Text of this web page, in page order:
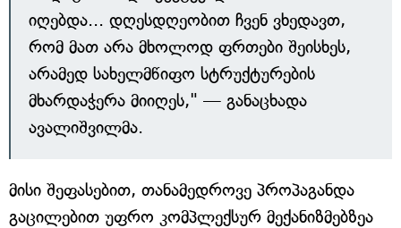
იღებდა... დღესდღეობით ჩვენ ვხედავთ,
რომ მათ არა მხოლოდ ფრთები შეისხეს,
არამედ სახელმწიფო სტრუქტურების
მხარდაჭერა მიიღეს," — განაცხადა
ავალიშვილმა.
მისი შეფასებით, თანამედროვე პროპაგანდა
გაცილებით უფრო კომპლექსურ მექანიზმებზეა